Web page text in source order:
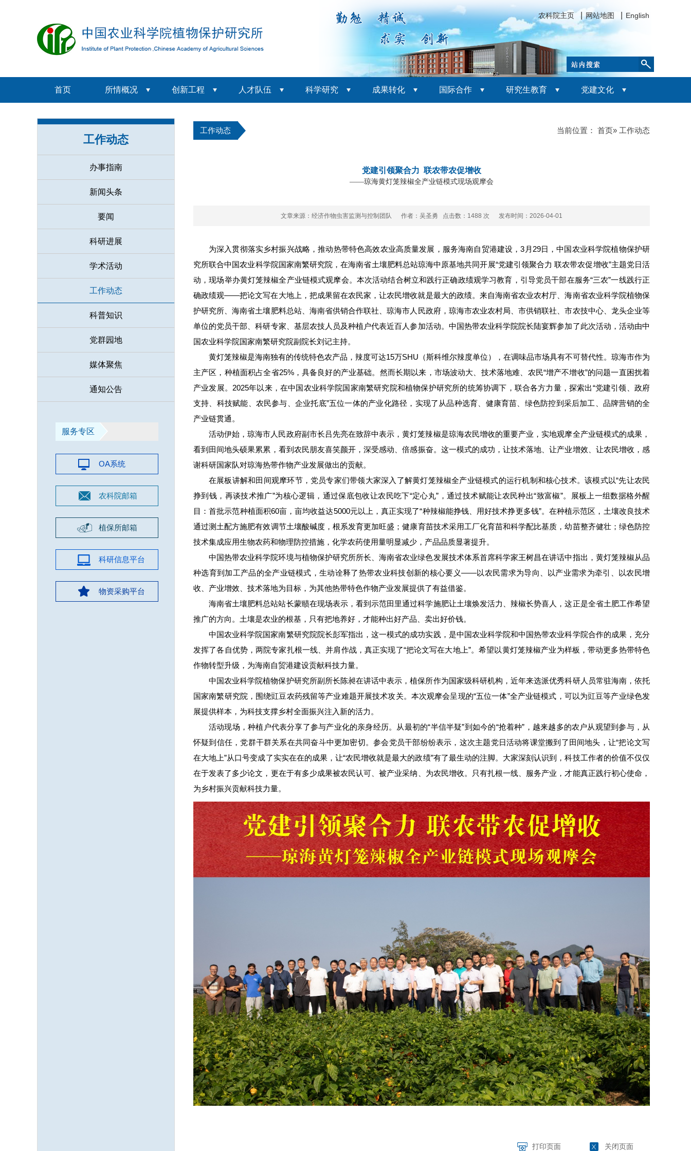
农科院主页 网站地图 English
首页 所情概况 创新工程 人才队伍 科学研究 成果转化 国际合作 研究生教育 党建文化
工作动态
办事指南
新闻头条
要闻
科研进展
学术活动
工作动态
科普知识
党群园地
媒体聚焦
通知公告
服务专区
OA系统
农科院邮箱
植保所邮箱
科研信息平台
物资采购平台
工作动态 当前位置： 首页» 工作动态
党建引领聚合力 联农带农促增收
——琼海黄灯笼辣椒全产业链模式现场观摩会
文章来源：经济作物虫害监测与控制团队 作者：吴圣勇 点击数： 1488 次 发布时间：2026-04-01
为深入贯彻落实乡村振兴战略，推动热带特色高效农业高质量发展，服务海南自贸港建设，3月29日，中国农业科学院植物保护研
究所联合中国农业科学院国家南繁研究院，在海南省土壤肥料总站琼海中原基地共同开展“党建引领聚合力 联农带农促增收”主题党日活
动，现场举办黄灯笼辣椒全产业链模式观摩会。本次活动结合树立和践行正确政绩观学习教育，引导党员干部在服务“三农”一线践行正
确政绩观——把论文写在大地上，把成果留在农民家，让农民增收就是最大的政绩。来自海南省农业农村厅、海南省农业科学院植物保
护研究所、海南省土壤肥料总站、海南省供销合作联社、琼海市人民政府，琼海市农业农村局、市供销联社、市农技中心、龙头企业等
单位的党员干部、科研专家、基层农技人员及种植户代表近百人参加活动。中国热带农业科学院院长陆宴辉参加了此次活动，活动由中
国农业科学院国家南繁研究院副院长刘记主持。
黄灯笼辣椒是海南独有的传统特色农产品，辣度可达15万SHU（斯科维尔辣度单位），在调味品市场具有不可替代性。琼海市作为
主产区，种植面积占全省25%，具备良好的产业基础。然而长期以来，市场波动大、技术落地难、农民“增产不增收”的问题一直困扰着
产业发展。2025年以来，在中国农业科学院国家南繁研究院和植物保护研究所的统筹协调下，联合各方力量，探索出“党建引领、政府
支持、科技赋能、农民参与、企业托底”五位一体的产业化路径，实现了从品种选育、健康育苗、绿色防控到采后加工、品牌营销的全
产业链贯通。
活动伊始，琼海市人民政府副市长吕先亮在致辞中表示，黄灯笼辣椒是琼海农民增收的重要产业，实地观摩全产业链模式的成果，
看到田间地头硕果累累，看到农民朋友喜笑颜开，深受感动、倍感振奋。这一模式的成功，让技术落地、让产业增效、让农民增收，感
谢科研国家队对琼海热带作物产业发展做出的贡献。
在展板讲解和田间观摩环节，党员专家们带领大家深入了解黄灯笼辣椒全产业链模式的运行机制和核心技术。该模式以“先让农民
挣到钱，再谈技术推广”为核心逻辑，通过保底包收让农民吃下“定心丸”，通过技术赋能让农民种出“致富椒”。展板上一组数据格外醒
目：首批示范种植面积60亩，亩均收益达5000元以上，真正实现了“种辣椒能挣钱、用好技术挣更多钱”。在种植示范区，土壤改良技术
通过测土配方施肥有效调节土壤酸碱度，根系发育更加旺盛；健康育苗技术采用工厂化育苗和科学配比基质，幼苗整齐健壮；绿色防控
技术集成应用生物农药和物理防控措施，化学农药使用量明显减少，产品品质显著提升。
中国热带农业科学院环境与植物保护研究所所长、海南省农业绿色发展技术体系首席科学家王树昌在讲话中指出，黄灯笼辣椒从品
种选育到加工产品的全产业链模式，生动诠释了热带农业科技创新的核心要义——以农民需求为导向、以产业需求为牵引、以农民增
收、产业增效、技术落地为目标，为其他热带特色作物产业发展提供了有益借鉴。
海南省土壤肥料总站站长蒙赜在现场表示，看到示范田里通过科学施肥让土壤焕发活力、辣椒长势喜人，这正是全省土肥工作希望
推广的方向。土壤是农业的根基，只有把地养好，才能种出好产品、卖出好价钱。
中国农业科学院国家南繁研究院院长彭军指出，这一模式的成功实践，是中国农业科学院和中国热带农业科学院合作的成果，充分
发挥了各自优势，两院专家扎根一线、并肩作战，真正实现了“把论文写在大地上”。希望以黄灯笼辣椒产业为样板，带动更多热带特色
作物转型升级，为海南自贸港建设贡献科技力量。
中国农业科学院植物保护研究所副所长陈昶在讲话中表示，植保所作为国家级科研机构，近年来选派优秀科研人员常驻海南，依托
国家南繁研究院，围绕豇豆农药残留等产业难题开展技术攻关。本次观摩会呈现的“五位一体”全产业链模式，可以为豇豆等产业绿色发
展提供样本，为科技支撑乡村全面振兴注入新的活力。
活动现场，种植户代表分享了参与产业化的亲身经历。从最初的“半信半疑”到如今的“抢着种”，越来越多的农户从观望到参与，从
怀疑到信任，党群干群关系在共同奋斗中更加密切。参会党员干部纷纷表示，这次主题党日活动将课堂搬到了田间地头，让“把论文写
在大地上”从口号变成了实实在在的成果，让“农民增收就是最大的政绩”有了最生动的注脚。大家深刻认识到，科技工作者的价值不仅仅
在于发表了多少论文，更在于有多少成果被农民认可、被产业采纳、为农民增收。只有扎根一线、服务产业，才能真正践行初心使命，
为乡村振兴贡献科技力量。
打印页面 关闭页面